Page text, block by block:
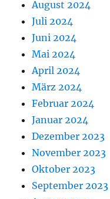
August 2024
Juli 2024
Juni 2024
Mai 2024
April 2024
März 2024
Februar 2024
Januar 2024
Dezember 2023
November 2023
Oktober 2023
September 2023